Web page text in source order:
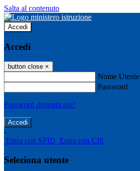
Salta al contenuto
Accedi
Accedi
button close ×
Nome Utente
Password
Password dimenticata?
-
Entra con SPID Entra con CIE
Seleziona utente